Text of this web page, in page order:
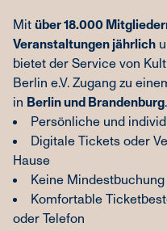
Mitüber 18.000
Veranstaltungen jährlich
bietet der Service von
Berlin e.V. Zugang zu
in Berlin und Brandenburg.
Persönliche und
Digitale Tickets oder
Hause
Keine
Komfortable
oder Telefon